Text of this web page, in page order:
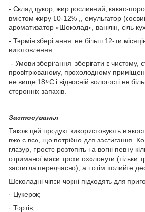
- Склад цукор, жир рослинний, какао-
вмістом жиру 10-12% ,, емульгатор
ароматизатор «Шоколад», ванілін, сіль
- Термін зберігання: не більш 12-ти
виготовлення.
- Умови зберігання: зберігати в чистому,
провітрюваному, прохолодному
не вище 18 ͦ С і відносній вологості не
сторонніх запахів.
Застосування
Також цей продукт використовують в
вже є все, що потрібно для застигання.
глазур, просто розтопіть на вогні певну
отриманої маси трохи охолонути (тільки
застигла передчасно), а потім полийте
Шоколадні чіпси чорні підходять для
· Цукерок;
· Тортів;